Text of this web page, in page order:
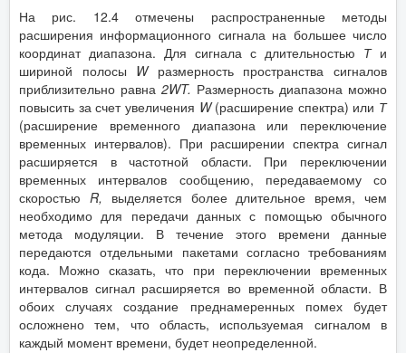
На рис. 12.4 отмечены распространенные методы
расширения информационного сигнала на большее число
координат диапазона. Для сигнала с длительностью Т и
шириной полосы Wразмерность пространства сигналов
приблизительно равна 2WT. Размерность диапазона можно
повысить за счет увеличения W(расширение спектра) или Т
(расширение временного диапазона или переключение
временных интервалов). При расширении спектра сигнал
расширяется в частотной области. При переключении
временных интервалов сообщению, передаваемому со
скоростью R, выделяется более длительное время, чем
необходимо для передачи данных с помощью обычного
метода модуляции. В течение этого времени данные
передаются отдельными пакетами согласно требованиям
кода. Можно сказать, что при переключении временных
интервалов сигнал расширяется во временной области. В
обоих случаях создание преднамеренных помех будет
осложнено тем, что область, используемая сигналом в
каждый момент времени, будет неопределенной.